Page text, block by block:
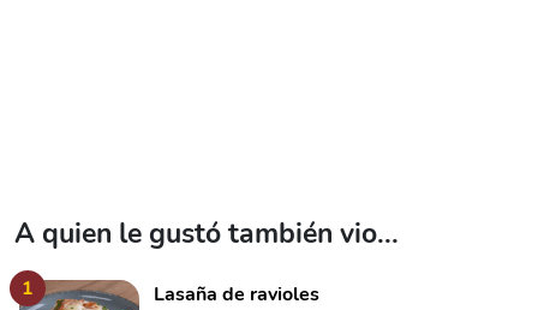
A quien le gustó también vio...
1 Lasaña de ravioles